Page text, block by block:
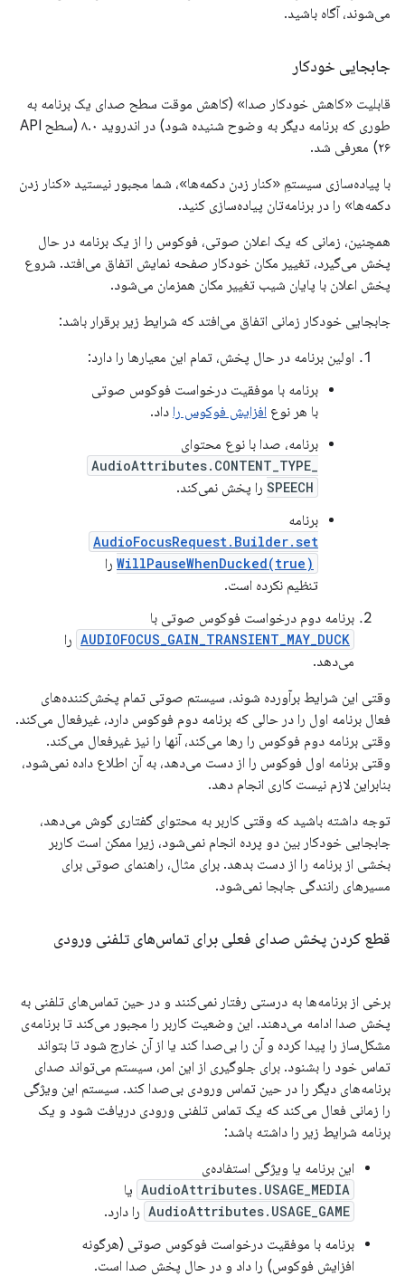
می‌شوند، آگاه باشید.
جابجایی خودکار
قابلیت «کاهش خودکار صدا» (کاهش موقت سطح صدای یک برنامه به
طوری که برنامه دیگر به وضوح شنیده شود) در اندروید ۸.۰ (سطح API
۲۶) معرفی شد.
با پیاده‌سازی سیستمِ «کنار زدن دکمه‌ها»، شما مجبور نیستید «کنار زدن
دکمه‌ها» را در برنامه‌تان پیاده‌سازی کنید.
همچنین، زمانی که یک اعلان صوتی، فوکوس را از یک برنامه در حال
پخش می‌گیرد، تغییر مکان خودکار صفحه نمایش اتفاق می‌افتد. شروع
پخش اعلان با پایان شیب تغییر مکان همزمان می‌شود.
جابجایی خودکار زمانی اتفاق می‌افتد که شرایط زیر برقرار باشد:
اولین برنامه در حال پخش، تمام این معیارها را دارد:
برنامه با موفقیت درخواست فوکوس صوتی
با هر نوع افزایش فوکوس را داد.
برنامه، صدا با نوع محتوای
AudioAttributes.CONTENT_TYPE_
SPEECH را پخش نمی‌کند.
برنامه
AudioFocusRequest.Builder.set
WillPauseWhenDucked(true) را
تنظیم نکرده است.
برنامه دوم درخواست فوکوس صوتی با
AUDIOFOCUS_GAIN_TRANSIENT_MAY_DUCK را
می‌دهد.
وقتی این شرایط برآورده شوند، سیستم صوتی تمام پخش‌کننده‌های
فعال برنامه اول را در حالی که برنامه دوم فوکوس دارد، غیرفعال می‌کند.
وقتی برنامه دوم فوکوس را رها می‌کند، آنها را نیز غیرفعال می‌کند.
وقتی برنامه اول فوکوس را از دست می‌دهد، به آن اطلاع داده نمی‌شود،
بنابراین لازم نیست کاری انجام دهد.
توجه داشته باشید که وقتی کاربر به محتوای گفتاری گوش می‌دهد،
جابجایی خودکار بین دو پرده انجام نمی‌شود، زیرا ممکن است کاربر
بخشی از برنامه را از دست بدهد. برای مثال، راهنمای صوتی برای
مسیرهای رانندگی جابجا نمی‌شود.
قطع کردن پخش صدای فعلی برای تماس‌های تلفنی ورودی
برخی از برنامه‌ها به درستی رفتار نمی‌کنند و در حین تماس‌های تلفنی به
پخش صدا ادامه می‌دهند. این وضعیت کاربر را مجبور می‌کند تا برنامه‌ی
مشکل‌ساز را پیدا کرده و آن را بی‌صدا کند یا از آن خارج شود تا بتواند
تماس خود را بشنود. برای جلوگیری از این امر، سیستم می‌تواند صدای
برنامه‌های دیگر را در حین تماس ورودی بی‌صدا کند. سیستم این ویژگی
را زمانی فعال می‌کند که یک تماس تلفنی ورودی دریافت شود و یک
برنامه شرایط زیر را داشته باشد:
این برنامه یا ویژگی استفاده‌ی
AudioAttributes.USAGE_MEDIA یا
AudioAttributes.USAGE_GAME را دارد.
برنامه با موفقیت درخواست فوکوس صوتی (هرگونه
افزایش فوکوس) را داد و در حال پخش صدا است.